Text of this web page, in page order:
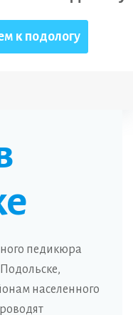
к подологу
педикюра
населенного